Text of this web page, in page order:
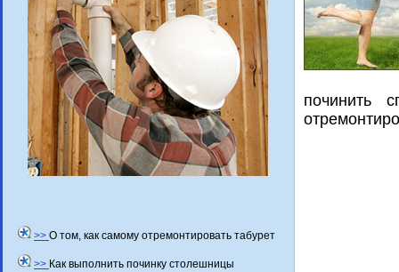
>> О том, как самому отремонтировать табурет
>> Как выполнить починку столешницы
починить